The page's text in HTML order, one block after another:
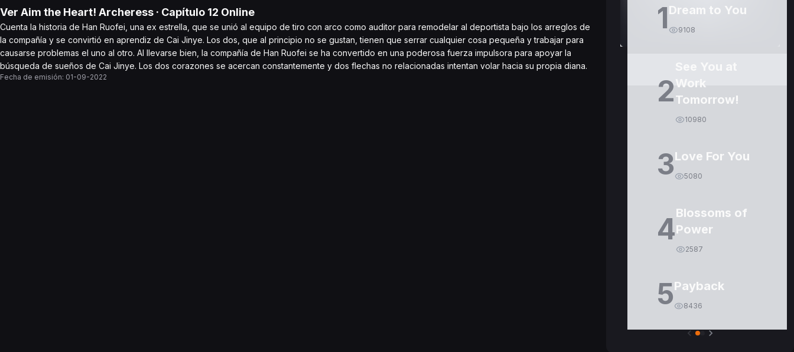
Ver Aim the Heart! Archeress · Capítulo 12 Online
Cuenta la historia de Han Ruofei, una ex estrella, que se unió al equipo de tiro con arco como auditor para remodelar al deportista bajo los arreglos de
la compañía y se convirtió en aprendiz de Cai Jinye. Los dos, que al principio no se gustan, tienen que serrar cualquier cosa pequeña y trabajar para
causarse problemas el uno al otro. Al llevarse bien, la compañía de Han Ruofei se ha convertido en una poderosa fuerza impulsora para apoyar la
búsqueda de sueños de Cai Jinye. Los dos corazones se acercan constantemente y dos flechas no relacionadas intentan volar hacia su propia diana.
Fecha de emisión: 01-09-2022
1Dream to You
9108
2Work
Tomorrow!
10980
3Love For You
5080
4Blossoms of
Power
2587
5Payback
8436